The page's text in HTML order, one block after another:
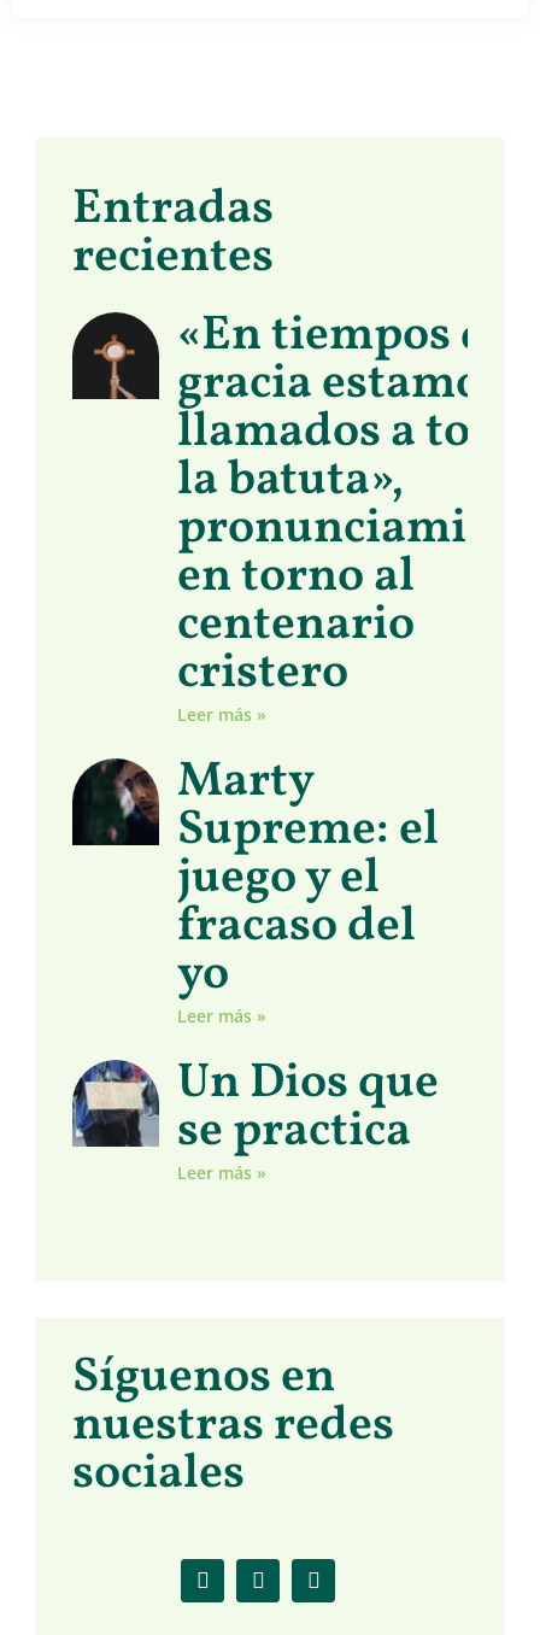
Entradas
recientes
«En tiempos de
gracia estamos
llamados a
la batuta»,
en torno al
centenario
cristero
Leer más »
Marty
Supreme: el
juego y el
fracaso del
yo
Leer más »
Un Dios que
se practica
Leer más »
Síguenos en
nuestras redes
sociales